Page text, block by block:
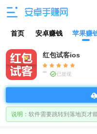
首页 安卓赚钱 苹果赚
红包试客ios
"" 已提现
说明： 软件需要跳转到落地页才